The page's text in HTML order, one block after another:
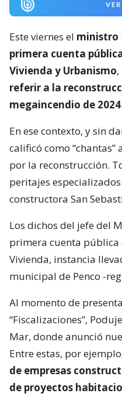
Este viernes el ministro
primera cuenta
Vivienda y Urbanismo
referir a la
megaincendio de 2024.
En ese contexto, y sin
calificó como
por la reconstrucción.
peritajes
constructora San
Los dichos del jefe del
primera cuenta pública
Vivienda, instancia
municipal de Penco -
Al momento de
“Fiscalizaciones”,
Mar, donde anunció
Entre estas, por
de empresas
de proyectos